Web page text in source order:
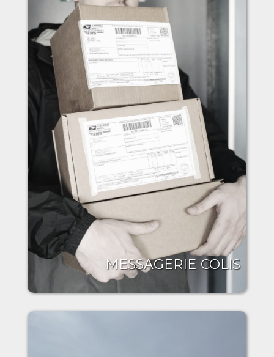
MESSAGERIE COLIS